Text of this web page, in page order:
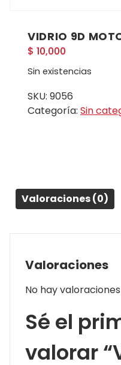
VIDRIO 9D
$ 10,000
Sin existencias
SKU: 9056
Categoría: Sin
Valoraciones (0)
Valoraciones
No hay
Sé el
valorar